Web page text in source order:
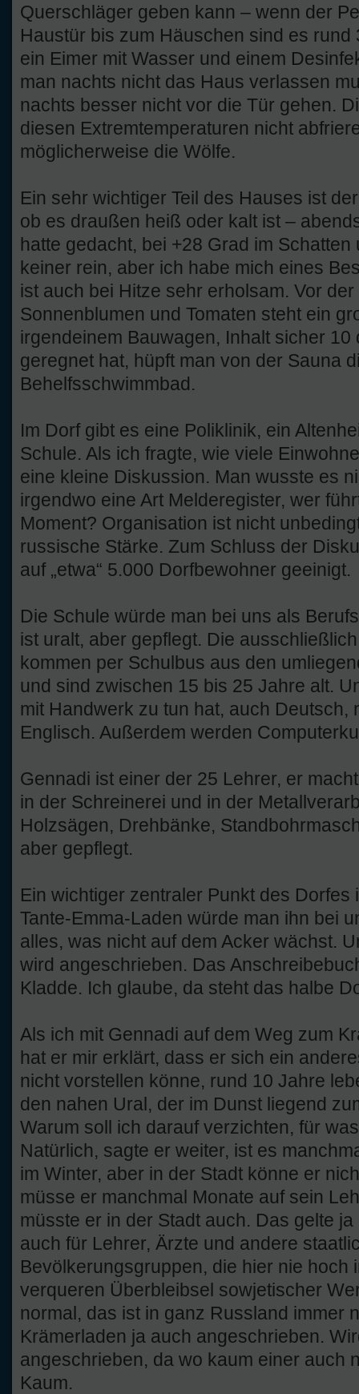
Querschläger geben kann – wenn der
Haustür bis zum Häuschen sind es rund
ein Eimer mit Wasser und einem
man nachts nicht das Haus verlassen
nachts besser nicht vor die Tür gehen.
diesen Extremtemperaturen nicht
möglicherweise die Wölfe.
Ein sehr wichtiger Teil des Hauses ist
ob es draußen heiß oder kalt ist –
hatte gedacht, bei +28 Grad im
keiner rein, aber ich habe mich eines
ist auch bei Hitze sehr erholsam. Vor
Sonnenblumen und Tomaten steht ein
irgendeinem Bauwagen, Inhalt sicher
geregnet hat, hüpft man von der Sauna
Behelfsschwimmbad.
Im Dorf gibt es eine Poliklinik, ein
Schule. Als ich fragte, wie viele
eine kleine Diskussion. Man wusste es
irgendwo eine Art Melderegister, wer
Moment? Organisation ist nicht
russische Stärke. Zum Schluss der
auf „etwa“ 5.000 Dorfbewohner geeinigt.
Die Schule würde man bei uns als
ist uralt, aber gepflegt. Die
kommen per Schulbus aus den
und sind zwischen 15 bis 25 Jahre alt.
mit Handwerk zu tun hat, auch Deutsch,
Englisch. Außerdem werden
Gennadi ist einer der 25 Lehrer, er
in der Schreinerei und in der
Holzsägen, Drehbänke,
aber gepflegt.
Ein wichtiger zentraler Punkt des Dorfes
Tante-Emma-Laden würde man ihn bei
alles, was nicht auf dem Acker wächst.
wird angeschrieben. Das
Kladde. Ich glaube, da steht das halbe
Als ich mit Gennadi auf dem Weg zum
hat er mir erklärt, dass er sich ein
nicht vorstellen könne, rund 10 Jahre
den nahen Ural, der im Dunst liegend
Warum soll ich darauf verzichten, für
Natürlich, sagte er weiter, ist es
im Winter, aber in der Stadt könne er
müsse er manchmal Monate auf sein
müsste er in der Stadt auch. Das gelte
auch für Lehrer, Ärzte und andere
Bevölkerungsgruppen, die hier nie hoch
verqueren Überbleibsel sowjetischer
normal, das ist in ganz Russland immer
Krämerladen ja auch angeschrieben.
angeschrieben, da wo kaum einer auch
Kaum.